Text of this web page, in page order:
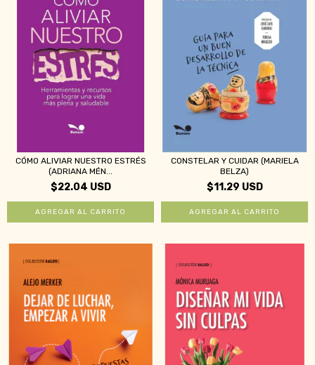
CÓMO ALIVIAR NUESTRO ESTRÉS
(ADRIANA MÉN...
$22.04 USD
CONSTELAR Y CUIDAR (MARIELA
BELZA)
$11.29 USD